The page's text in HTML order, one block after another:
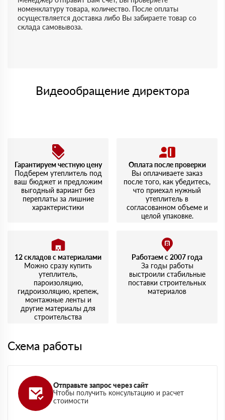
номенклатуру товара, количество. После оплаты
осуществляется доставка либо Вы забираете товар со
склада самовывоза.
Видеообращение директора
Гарантируем честную цену
Подберем утеплитель под
ваш бюджет и предложим
выгодный вариант без
переплаты за лишние
характеристики
Оплата после проверки
Вы оплачиваете заказ
после того, как убедитесь,
что приехал нужный
утеплитель в
согласованном объеме и
целой упаковке.
12 складов с материалами
Можно сразу купить
утеплитель,
пароизоляцию,
гидроизоляцию, крепеж,
монтажные ленты и
другие материалы для
строительства
Работаем с 2007 года
За годы работы
выстроили стабильные
поставки строительных
материалов
Схема работы
Отправьте запрос через сайт
Чтобы получить консультацию и расчет
стоимости